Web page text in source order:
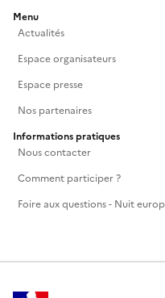
Menu
Actualités
Espace organisateurs
Espace presse
Nos partenaires
Informations pratiques
Nous contacter
Comment participer ?
Foire aux questions - Nuit